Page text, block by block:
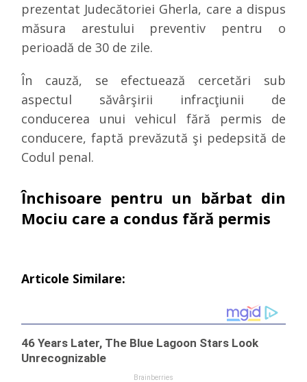
prezentat Judecătoriei Gherla, care a dispus
măsura arestului preventiv pentru o
perioadă de 30 de zile.
În cauză, se efectuează cercetări sub
aspectul săvârşirii infracţiunii de
conducerea unui vehicul fără permis de
conducere, faptă prevăzută şi pedepsită de
Codul penal.
Închisoare pentru un bărbat din
Mociu care a condus fără permis
Articole Similare: